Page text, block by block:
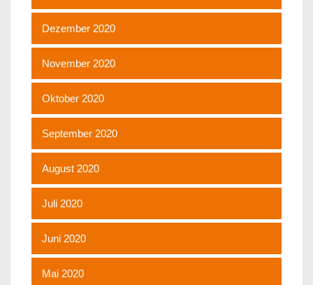
Dezember 2020
November 2020
Oktober 2020
September 2020
August 2020
Juli 2020
Juni 2020
Mai 2020